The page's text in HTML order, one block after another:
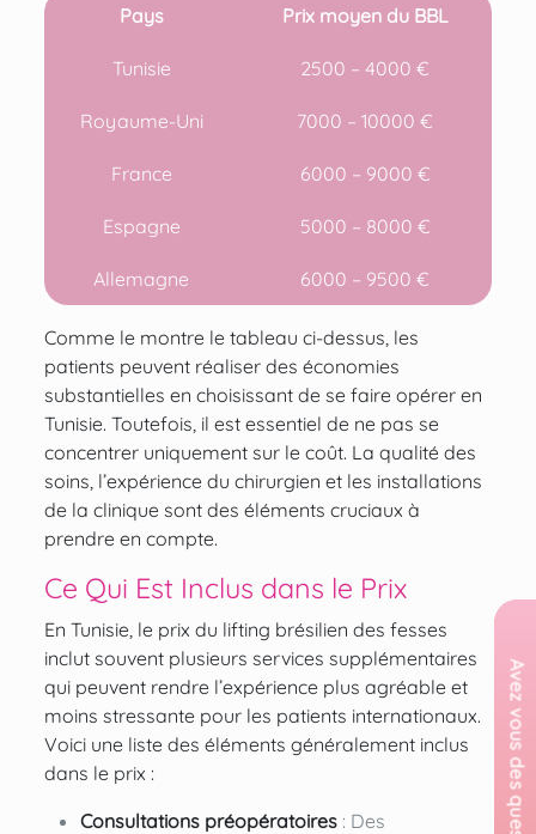
Pays Prix moyen du BBL
Tunisie 2500 – 4000 €
Royaume-Uni 7000 – 10000 €
France 6000 – 9000 €
Espagne 5000 – 8000 €
Allemagne 6000 – 9500 €
Comme le montre le tableau ci-dessus, les
patients peuvent réaliser des économies
substantielles en choisissant de se faire opérer en
Tunisie. Toutefois, il est essentiel de ne pas se
concentrer uniquement sur le coût. La qualité des
soins, l’expérience du chirurgien et les installations
de la clinique sont des éléments cruciaux à
prendre en compte.
Ce Qui Est Inclus dans le Prix
En Tunisie, le prix du lifting brésilien des fesses
inclut souvent plusieurs services supplémentaires
qui peuvent rendre l’expérience plus agréable et
moins stressante pour les patients internationaux.
Voici une liste des éléments généralement inclus
dans le prix :
Consultations préopératoires: Des